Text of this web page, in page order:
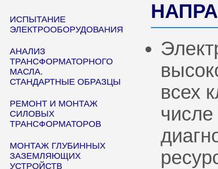
ИСПЫТАНИЕ
ЭЛЕКТРООБОРУДОВАНИЯ
АНАЛИЗ
ТРАНСФОРМАТОРНОГО
МАСЛА.
СТАНДАРТНЫЕ ОБРАЗЦЫ
РЕМОНТ И МОНТАЖ
СИЛОВЫХ
ТРАНСФОРМАТОРОВ
МОНТАЖ ГЛУБИННЫХ
ЗАЗЕМЛЯЮЩИХ
УСТРОЙСТВ
всех